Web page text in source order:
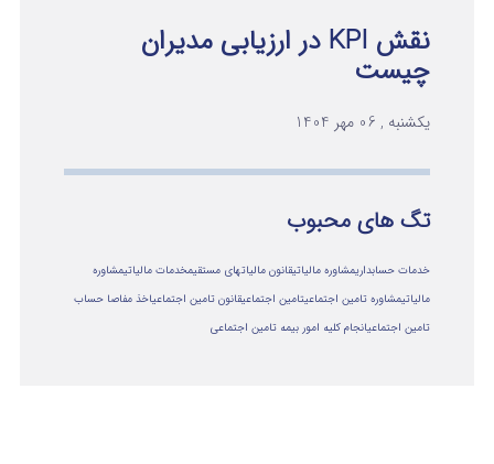
نقش KPI در ارزیابی مدیران
چیست
یکشنبه , 06 مهر 1404
تگ های محبوب
خدمات حسابداریمشاوره مالیاتیقانون مالیاتهای مستقیمخدمات مالیاتیمشاوره
مالياتيمشاوره تامین اجتماعیتامین اجتماعیقانون تامین اجتماعیاخذ مفاصا حساب
تامین اجتماعیانجام کلیه امور بیمه تامین اجتماعی